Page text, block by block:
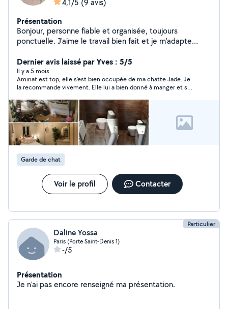
4,1/5 (9 avis)
Présentation
Bonjour, personne fiable et organisée, toujours
ponctuelle. J'aime le travail bien fait et je m'adapte
Dernier avis laissé par Yves : 5/5
Il y a 5 mois
Aminat est top, elle s'est bien occupée de ma chatte Jade. Je
la recommande vivement. Elle lui a bien donné à manger et ses
déplacer en métro pour récupérer Jade et me la rendre.
Garde de chat
Voir le profil Contacter
Particulier
Daline Yossa
Paris (Porte Saint-Denis 1)
-/5
Présentation
Je n'ai pas encore renseigné ma présentation.